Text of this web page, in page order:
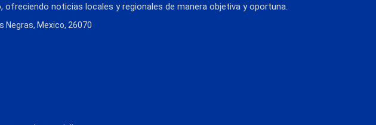
noticias locales y regionales de manera objetiva y oportuna.
Negras, Mexico, 26070